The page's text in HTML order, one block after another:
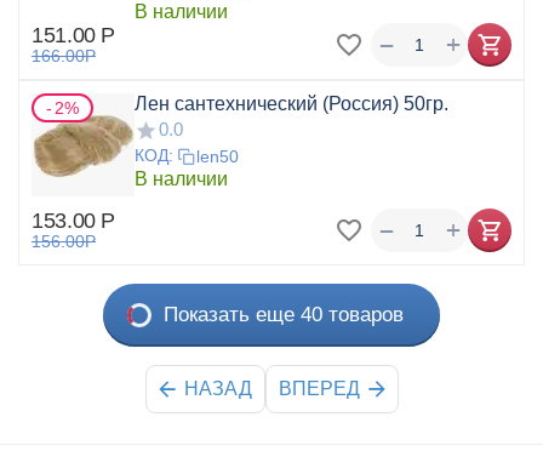
В наличии
151.00 Р
166.00Р +
−
2%
Лен сантехнический (Россия) 50гр.
0.0
КОД: len50
В наличии
153.00 Р
156.00Р +
−
Показать еще 40 товаров
НАЗАД ВПЕРЕД